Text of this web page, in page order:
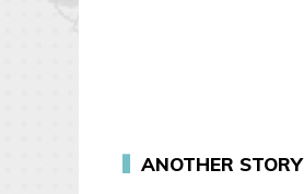
ANOTHER STORY